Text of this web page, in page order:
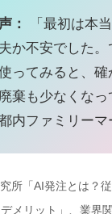
：
「最初は本
か不安でした。
ってみると、
棄も少なくなっ
内ファミリーマ
究所「AI発注とは？
メリット」、業界